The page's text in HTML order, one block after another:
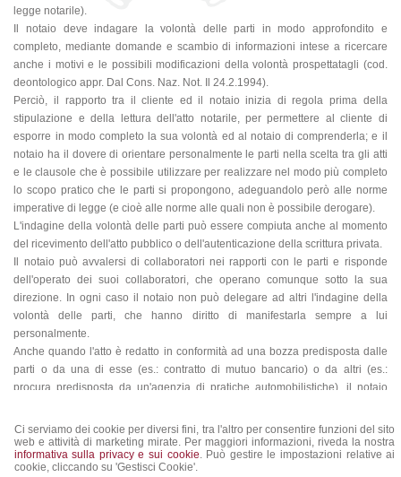
Ci serviamo dei cookie per diversi fini, tra l'altro per consentire funzioni del sito
web e attività di marketing mirate. Per maggiori informazioni, riveda la nostra
informativa sulla privacy e sui cookie. Può gestire le impostazioni relative ai
cookie, cliccando su 'Gestisci Cookie'.
legge notarile).
Il notaio deve indagare la volontà delle parti in modo approfondito e
completo, mediante domande e scambio di informazioni intese a ricercare
anche i motivi e le possibili modificazioni della volontà prospettatagli (cod.
deontologico appr. Dal Cons. Naz. Not. Il 24.2.1994).
Perciò, il rapporto tra il cliente ed il notaio inizia di regola prima della
stipulazione e della lettura dell'atto notarile, per permettere al cliente di
esporre in modo completo la sua volontà ed al notaio di comprenderla; e il
notaio ha il dovere di orientare personalmente le parti nella scelta tra gli atti
e le clausole che è possibile utilizzare per realizzare nel modo più completo
lo scopo pratico che le parti si propongono, adeguandolo però alle norme
imperative di legge (e cioè alle norme alle quali non è possibile derogare).
L'indagine della volontà delle parti può essere compiuta anche al momento
del ricevimento dell'atto pubblico o dell'autenticazione della scrittura privata.
Il notaio può avvalersi di collaboratori nei rapporti con le parti e risponde
dell'operato dei suoi collaboratori, che operano comunque sotto la sua
direzione. In ogni caso il notaio non può delegare ad altri l'indagine della
volontà delle parti, che hanno diritto di manifestarla sempre a lui
personalmente.
Anche quando l'atto è redatto in conformità ad una bozza predisposta dalle
parti o da una di esse (es.: contratto di mutuo bancario) o da altri (es.:
procura predisposta da un'agenzia di pratiche automobilistiche), il notaio
che essi corrispondano alla volontà di tutte le parti.
tratto dawww.notariato.it